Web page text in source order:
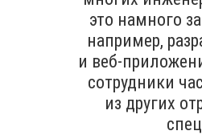
это намного
например,
и веб-
сотрудники
из других